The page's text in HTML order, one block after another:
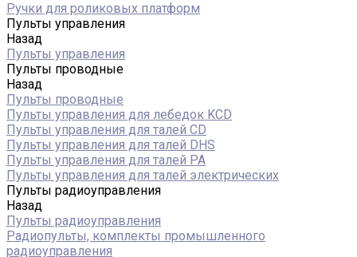
Ручки для роликовых платформ
Пульты управления
Назад
Пульты управления
Пульты проводные
Назад
Пульты проводные
Пульты управления для лебедок KCD
Пульты управления для талей CD
Пульты управления для талей DHS
Пульты управления для талей РА
Пульты управления для талей электрических
Пульты радиоуправления
Назад
Пульты радиоуправления
Радиопульты, комплекты промышленного
радиоуправления